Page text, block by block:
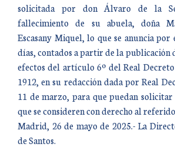
solicitada por don Álvaro de la
fallecimiento de su abuela, doña
Escasany Miquel, lo que se anuncia
días, contados a partir de la publicación
efectos del artículo 6º del Real
1912, en su redacción dada por Real
11 de marzo, para que puedan
que se consideren con derecho al
Madrid, 26 de mayo de 2025.- La
de Santos.